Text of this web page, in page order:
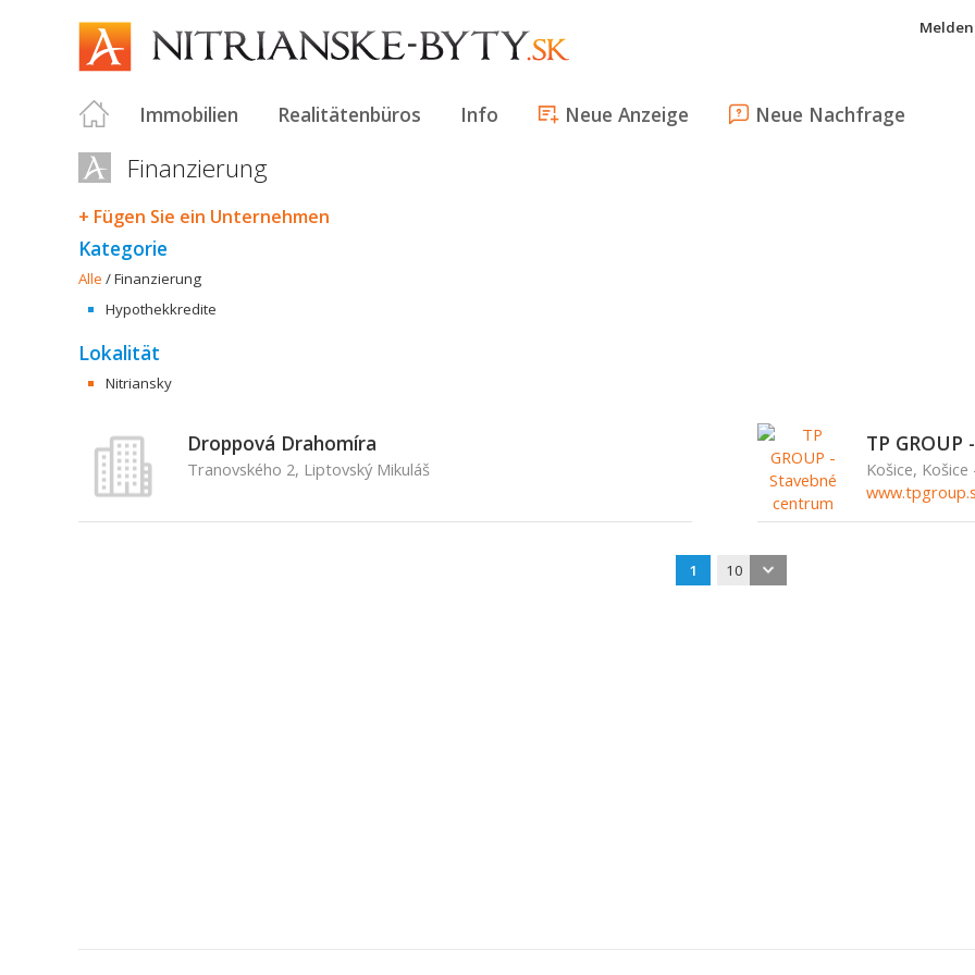
Immobilien Realitätenbüros Info Neue Anzeige Neue Nachfrage
Finanzierung
+ Fügen Sie ein Unternehmen
Kategorie
Alle /Finanzierung
Hypothekkredite
Lokalität
Nitriansky
Droppová Drahomíra
Tranovského 2, Liptovský Mikuláš
TP
Košice,
1 10